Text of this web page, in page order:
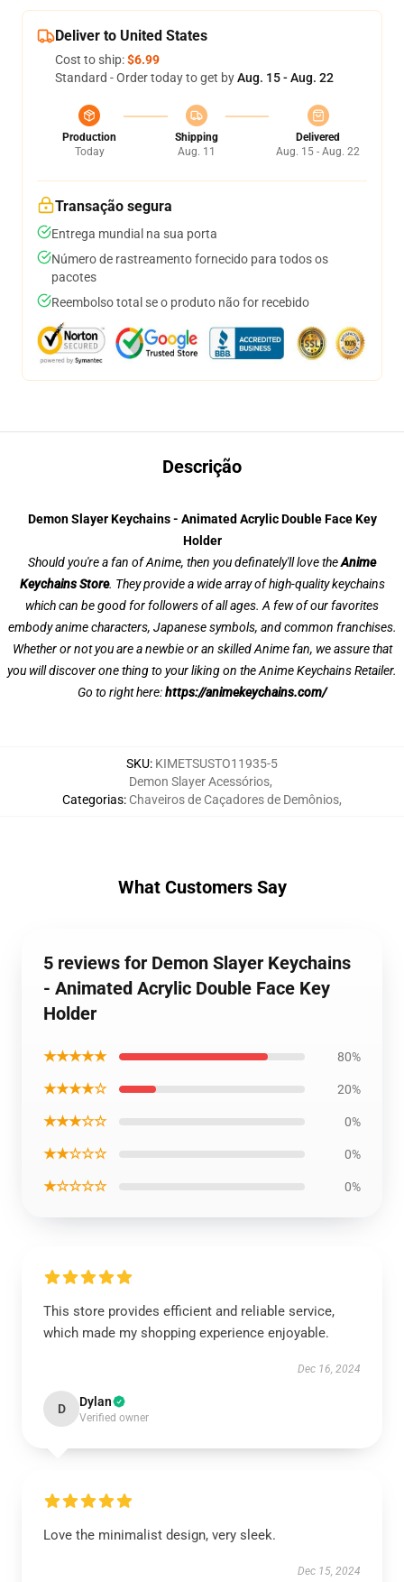
Deliver to United States
Cost to ship:$6.99
Standard - Order today to get byAug. 15 - Aug. 22
Production
Today
Shipping
Aug. 11
Delivered
Aug. 15 - Aug. 22
Transação segura
Entrega mundial na sua porta
Número de rastreamento fornecido para todos os
pacotes
Reembolso total se o produto não for recebido
Descrição
Demon Slayer Keychains - Animated Acrylic Double Face Key
Holder
Should you're a fan of Anime, then you definately'll love theAnime
Keychains Store. They provide a wide array of high-quality keychains
which can be good for followers of all ages. A few of our favorites
embody anime characters, Japanese symbols, and common franchises.
Whether or not you are a newbie or an skilled Anime fan, we assure that
you will discover one thing to your liking on the Anime Keychains Retailer.
Go to right here:https://animekeychains.com/
SKU: KIMETSUSTO11935-5
Categorias:
Demon Slayer Acessórios,
Chaveiros de Caçadores de Demônios,
What Customers Say
5 reviews for Demon Slayer Keychains
- Animated Acrylic Double Face Key
Holder
★★★★★ 80%
★★★★☆ 20%
★★★☆☆ 0%
★★☆☆☆ 0%
★☆☆☆☆ 0%
This store provides efficient and reliable service,
which made my shopping experience enjoyable.
Dec 16, 2024
D Dylan
Verified owner
Love the minimalist design, very sleek.
Dec 15, 2024